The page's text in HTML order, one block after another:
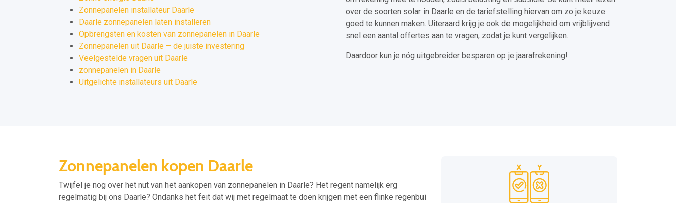
Zonnepanelen installateur Daarle
Daarle zonnepanelen laten installeren
Opbrengsten en kosten van zonnepanelen in Daarle
Zonnepanelen uit Daarle – de juiste investering
Veelgestelde vragen uit Daarle
zonnepanelen in Daarle
Uitgelichte installateurs uit Daarle
over de soorten solar in Daarle en de tariefstelling hiervan om zo je keuze
goed te kunnen maken. Uiteraard krijg je ook de mogelijkheid om vrijblijvend
snel een aantal offertes aan te vragen, zodat je kunt vergelijken.
Daardoor kun je nóg uitgebreider besparen op je jaarafrekening!
Zonnepanelen kopen Daarle
Twijfel je nog over het nut van het aankopen van zonnepanelen in Daarle? Het regent namelijk erg
regelmatig bij ons Daarle? Ondanks het feit dat wij met regelmaat te doen krijgen met een flinke regenbui